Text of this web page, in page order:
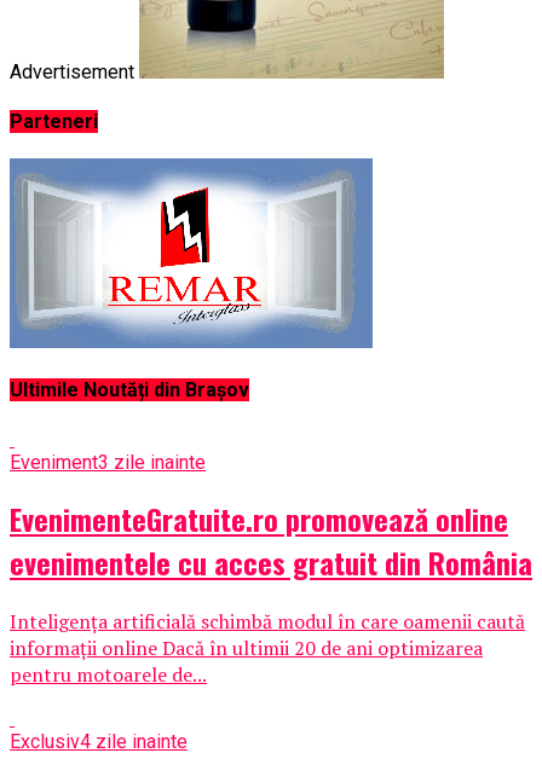
Advertisement
Parteneri
Ultimile Noutăți din Brașov
Eveniment3 zile inainte
EvenimenteGratuite.ro promovează online
evenimentele cu acces gratuit din România
Inteligența artificială schimbă modul în care oamenii caută
informații online Dacă în ultimii 20 de ani optimizarea
pentru motoarele de...
Exclusiv4 zile inainte